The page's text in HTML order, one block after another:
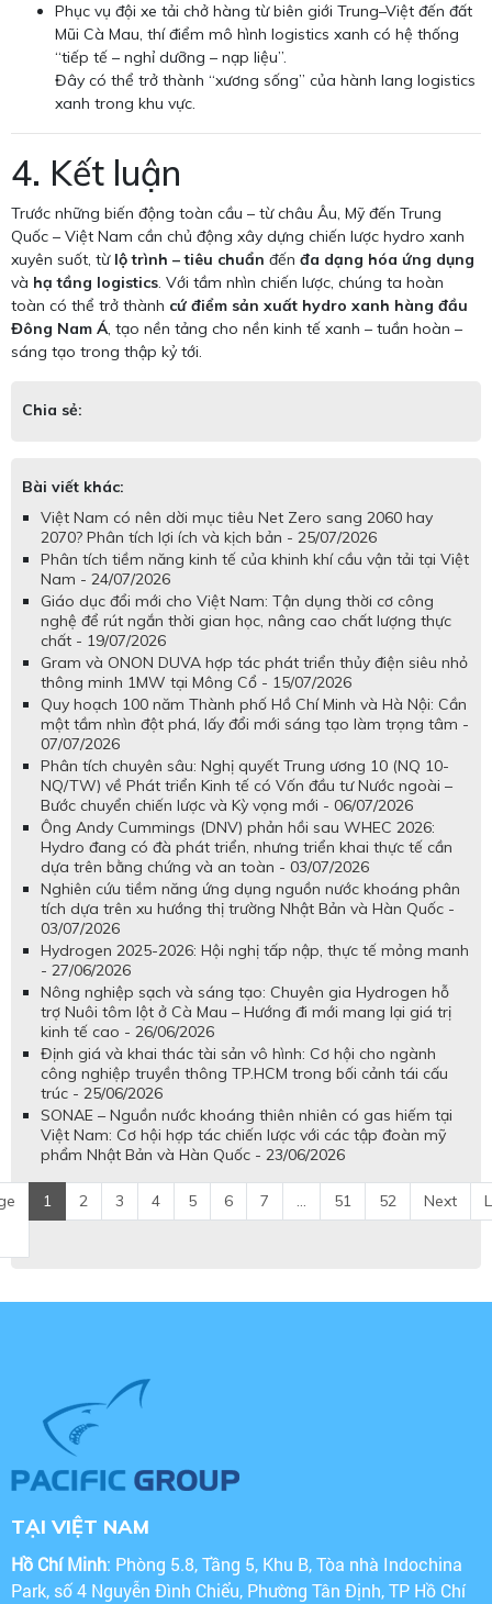
Phục vụ đội xe tải chở hàng từ biên giới Trung–Việt đến đất
Mũi Cà Mau, thí điểm mô hình logistics xanh có hệ thống
“tiếp tế – nghỉ dưỡng – nạp liệu”.
Đây có thể trở thành “xương sống” của hành lang logistics
xanh trong khu vực.
4. Kết luận
Trước những biến động toàn cầu – từ châu Âu, Mỹ đến Trung
Quốc – Việt Nam cần chủ động xây dựng chiến lược hydro xanh
xuyên suốt, từ lộ trình – tiêu chuẩn đến đa dạng hóa ứng dụng
và hạ tầng logistics. Với tầm nhìn chiến lược, chúng ta hoàn
toàn có thể trở thành cứ điểm sản xuất hydro xanh hàng đầu
Đông Nam Á, tạo nền tảng cho nền kinh tế xanh – tuần hoàn –
sáng tạo trong thập kỷ tới.
Chia sẻ:
Bài viết khác:
Việt Nam có nên dời mục tiêu Net Zero sang 2060 hay
2070? Phân tích lợi ích và kịch bản - 25/07/2026
Phân tích tiềm năng kinh tế của khinh khí cầu vận tải tại Việt
Nam - 24/07/2026
Giáo dục đổi mới cho Việt Nam: Tận dụng thời cơ công
nghệ để rút ngắn thời gian học, nâng cao chất lượng thực
chất - 19/07/2026
Gram và ONON DUVA hợp tác phát triển thủy điện siêu nhỏ
thông minh 1MW tại Mông Cổ - 15/07/2026
Quy hoạch 100 năm Thành phố Hồ Chí Minh và Hà Nội: Cần
một tầm nhìn đột phá, lấy đổi mới sáng tạo làm trọng tâm -
07/07/2026
Phân tích chuyên sâu: Nghị quyết Trung ương 10 (NQ 10-
NQ/TW) về Phát triển Kinh tế có Vốn đầu tư Nước ngoài –
Bước chuyển chiến lược và Kỳ vọng mới - 06/07/2026
Ông Andy Cummings (DNV) phản hồi sau WHEC 2026:
Hydro đang có đà phát triển, nhưng triển khai thực tế cần
dựa trên bằng chứng và an toàn - 03/07/2026
Nghiên cứu tiềm năng ứng dụng nguồn nước khoáng phân
tích dựa trên xu hướng thị trường Nhật Bản và Hàn Quốc -
03/07/2026
Hydrogen 2025-2026: Hội nghị tấp nập, thực tế mỏng manh
- 27/06/2026
Nông nghiệp sạch và sáng tạo: Chuyên gia Hydrogen hỗ
trợ Nuôi tôm lột ở Cà Mau – Hướng đi mới mang lại giá trị
kinh tế cao - 26/06/2026
Định giá và khai thác tài sản vô hình: Cơ hội cho ngành
công nghiệp truyền thông TP.HCM trong bối cảnh tái cấu
trúc - 25/06/2026
SONAE – Nguồn nước khoáng thiên nhiên có gas hiếm tại
Việt Nam: Cơ hội hợp tác chiến lược với các tập đoàn mỹ
phẩm Nhật Bản và Hàn Quốc - 23/06/2026
1 2 3 4 5 6 7 ... 51 52 Next
TẠI VIỆT NAM
Hồ Chí Minh: Phòng 5.8, Tầng 5, Khu B, Tòa nhà Indochina
Park, số 4 Nguyễn Đình Chiểu, Phường Tân Định, TP Hồ Chí